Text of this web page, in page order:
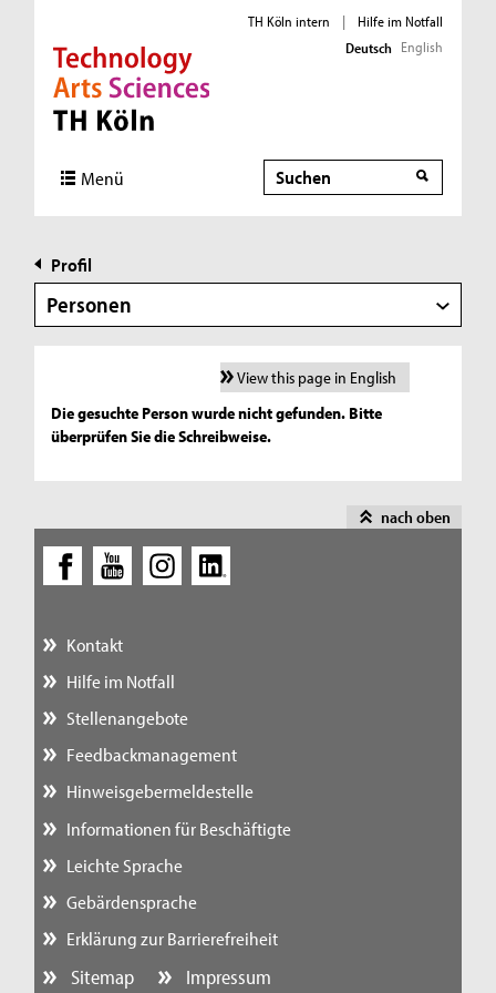
Direkt zur Hauptnavigation
Direkt zur Subnavigation
Direkt zum Inhalt
Direkt zum Fußbereich
TH Köln intern |
Hilfe im Notfall
Deutsch English
Menü Suche
Profil
Personen
View this page in English
Die gesuchte Person wurde nicht gefunden. Bitte
überprüfen Sie die Schreibweise.
nach oben
Kontakt
Hilfe im Notfall
Stellenangebote
Feedbackmanagement
Hinweisgebermeldestelle
Informationen für Beschäftigte
Leichte Sprache
Gebärdensprache
Erklärung zur Barrierefreiheit
Sitemap Impressum